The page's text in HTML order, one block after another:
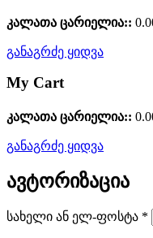
კალათა ცარიელია::
განაგრძე ყიდვა
My Cart
კალათა ცარიელია::
განაგრძე ყიდვა
ავტორიზაცია
სახელი ან ელ-ფოსტა *